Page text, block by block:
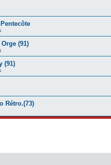
(91)
(91)
Rétro.(73)